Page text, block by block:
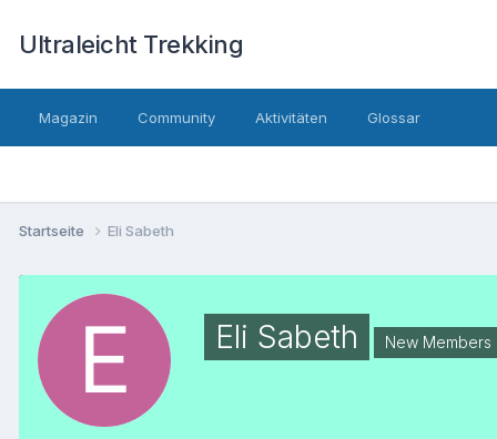
Ultraleicht Trekking
Magazin Community Aktivitäten Glossar
Startseite Eli Sabeth
Eli Sabeth New Members